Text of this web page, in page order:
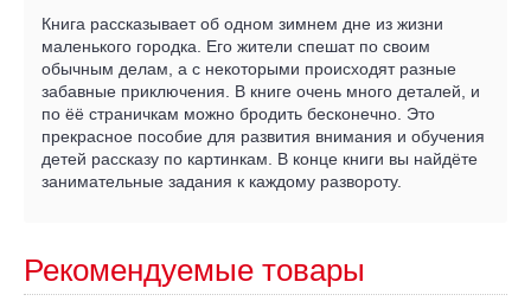
Книга рассказывает об одном зимнем дне из жизни
маленького городка. Его жители спешат по своим
обычным делам, а с некоторыми происходят разные
забавные приключения. В книге очень много деталей, и
по ёё страничкам можно бродить бесконечно. Это
прекрасное пособие для развития внимания и обучения
детей рассказу по картинкам. В конце книги вы найдёте
занимательные задания к каждому развороту.
Рекомендуемые товары